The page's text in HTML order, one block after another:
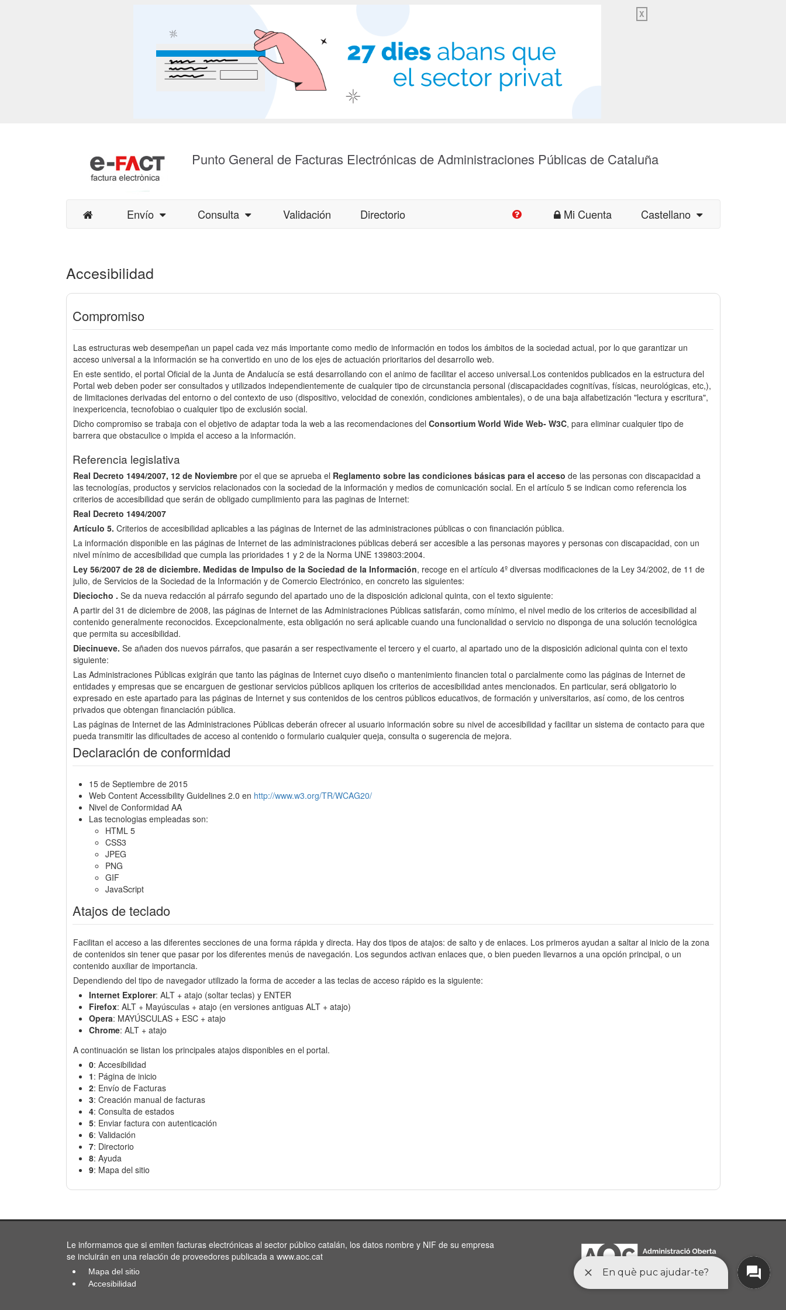
X
Punto General de Facturas Electrónicas de Administraciones Públicas de Cataluña
Envío Consulta Validación Directorio Mi Cuenta Castellano
Accesibilidad
Compromiso
Las estructuras web desempeñan un papel cada vez más importante como medio de información en todos los ámbitos de la sociedad actual, por lo que garantizar un
acceso universal a la información se ha convertido en uno de los ejes de actuación prioritarios del desarrollo web.
En este sentido, el portal Oficial de la Junta de Andalucía se está desarrollando con el animo de facilitar el acceso universal.Los contenidos publicados en la estructura del
Portal web deben poder ser consultados y utilizados independientemente de cualquier tipo de circunstancia personal (discapacidades cognitívas, físicas, neurológicas, etc,),
de limitaciones derivadas del entorno o del contexto de uso (dispositivo, velocidad de conexión, condiciones ambientales), o de una baja alfabetización "lectura y escritura",
inexpericencia, tecnofobiao o cualquier tipo de exclusión social.
Dicho compromiso se trabaja con el objetivo de adaptar toda la web a las recomendaciones del Consortium World Wide Web- W3C, para eliminar cualquier tipo de
barrera que obstaculice o impida el acceso a la información.
Referencia legislativa
Real Decreto 1494/2007, 12 de Noviembre por el que se aprueba el Reglamento sobre las condiciones básicas para el acceso de las personas con discapacidad a
las tecnologías, productos y servicios relacionados con la sociedad de la información y medios de comunicación social. En el artículo 5 se indican como referencia los
criterios de accesibilidad que serán de obligado cumplimiento para las paginas de Internet:
Real Decreto 1494/2007
Artículo 5. Criterios de accesibilidad aplicables a las páginas de Internet de las administraciones públicas o con financiación pública.
La información disponible en las páginas de Internet de las administraciones públicas deberá ser accesible a las personas mayores y personas con discapacidad, con un
nivel mínimo de accesibilidad que cumpla las prioridades 1 y 2 de la Norma UNE 139803:2004.
Ley 56/2007 de 28 de diciembre. Medidas de Impulso de la Sociedad de la Información, recoge en el artículo 4º diversas modificaciones de la Ley 34/2002, de 11 de
julio, de Servicios de la Sociedad de la Información y de Comercio Electrónico, en concreto las siguientes:
Dieciocho . Se da nueva redacción al párrafo segundo del apartado uno de la disposición adicional quinta, con el texto siguiente:
A partir del 31 de diciembre de 2008, las páginas de Internet de las Administraciones Públicas satisfarán, como mínimo, el nivel medio de los criterios de accesibilidad al
contenido generalmente reconocidos. Excepcionalmente, esta obligación no será aplicable cuando una funcionalidad o servicio no disponga de una solución tecnológica
que permita su accesibilidad.
Diecinueve. Se añaden dos nuevos párrafos, que pasarán a ser respectivamente el tercero y el cuarto, al apartado uno de la disposición adicional quinta con el texto
siguiente:
Las Administraciones Públicas exigirán que tanto las páginas de Internet cuyo diseño o mantenimiento financien total o parcialmente como las páginas de Internet de
entidades y empresas que se encarguen de gestionar servicios públicos apliquen los criterios de accesibilidad antes mencionados. En particular, será obligatorio lo
expresado en este apartado para las páginas de Internet y sus contenidos de los centros públicos educativos, de formación y universitarios, así como, de los centros
privados que obtengan financiación pública.
Las páginas de Internet de las Administraciones Públicas deberán ofrecer al usuario información sobre su nivel de accesibilidad y facilitar un sistema de contacto para que
pueda transmitir las dificultades de acceso al contenido o formulario cualquier queja, consulta o sugerencia de mejora.
Declaración de conformidad
15 de Septiembre de 2015
Web Content Accessibility Guidelines 2.0 en http://www.w3.org/TR/WCAG20/
Nivel de Conformidad AA
Las tecnologias empleadas son:
HTML 5
CSS3
JPEG
PNG
GIF
JavaScript
Atajos de teclado
Facilitan el acceso a las diferentes secciones de una forma rápida y directa. Hay dos tipos de atajos: de salto y de enlaces. Los primeros ayudan a saltar al inicio de la zona
de contenidos sin tener que pasar por los diferentes menús de navegación. Los segundos activan enlaces que, o bien pueden llevarnos a una opción principal, o un
contenido auxiliar de importancia.
Dependiendo del tipo de navegador utilizado la forma de acceder a las teclas de acceso rápido es la siguiente:
Internet Explorer: ALT + atajo (soltar teclas) y ENTER
Firefox: ALT + Mayúsculas + atajo (en versiones antiguas ALT + atajo)
Opera: MAYÚSCULAS + ESC + atajo
Chrome: ALT + atajo
A continuación se listan los principales atajos disponibles en el portal.
0: Accesibilidad
1: Página de inicio
2: Envío de Facturas
3: Creación manual de facturas
4: Consulta de estados
5: Enviar factura con autenticación
6: Validación
7: Directorio
8: Ayuda
9: Mapa del sitio
Le informamos que si emiten facturas electrónicas al sector público catalán, los datos nombre y NIF de su empresa
se incluirán en una relación de proveedores publicada a www.aoc.cat
Mapa del sitio
Accesibilidad